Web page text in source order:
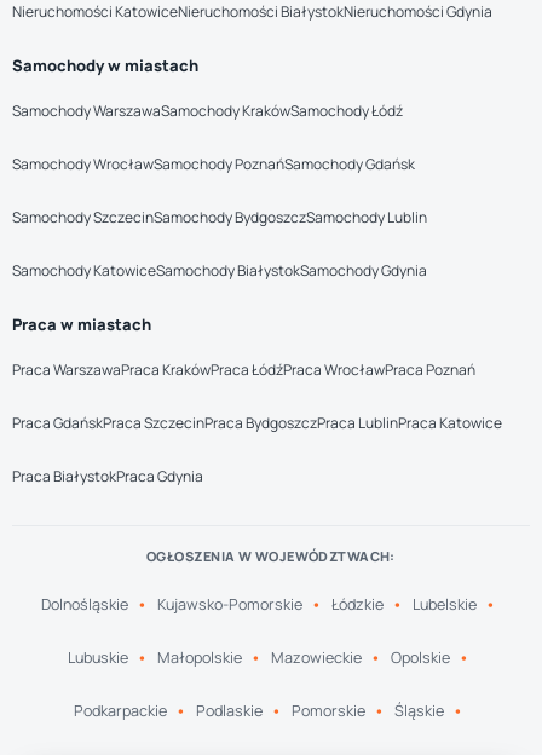
Nieruchomości KatowiceNieruchomości BiałystokNieruchomości Gdynia
Samochody w miastach
Samochody WarszawaSamochody KrakówSamochody Łódź
Samochody WrocławSamochody PoznańSamochody Gdańsk
Samochody SzczecinSamochody BydgoszczSamochody Lublin
Samochody KatowiceSamochody BiałystokSamochody Gdynia
Praca w miastach
Praca WarszawaPraca KrakówPraca ŁódźPraca WrocławPraca Poznań
Praca GdańskPraca SzczecinPraca BydgoszczPraca LublinPraca Katowice
Praca BiałystokPraca Gdynia
OGŁOSZENIA W WOJEWÓDZTWACH:
Dolnośląskie Kujawsko-Pomorskie Łódzkie Lubelskie
Lubuskie Małopolskie Mazowieckie Opolskie
Podkarpackie Podlaskie Pomorskie Śląskie